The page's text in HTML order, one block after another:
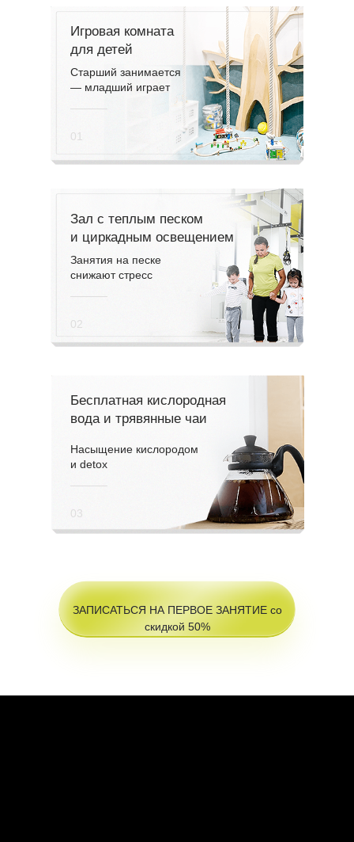
Игровая комната
для детей
Старший занимается
— младший играет
01
Зал с теплым песком
и циркадным освещением
Занятия на песке
снижают стресс
02
Бесплатная кислородная
вода и трявянные чаи
Насыщение кислородом
и detox
03
ЗАПИСАТЬСЯ НА ПЕРВОЕ ЗАНЯТИЕ со
скидкой 50%